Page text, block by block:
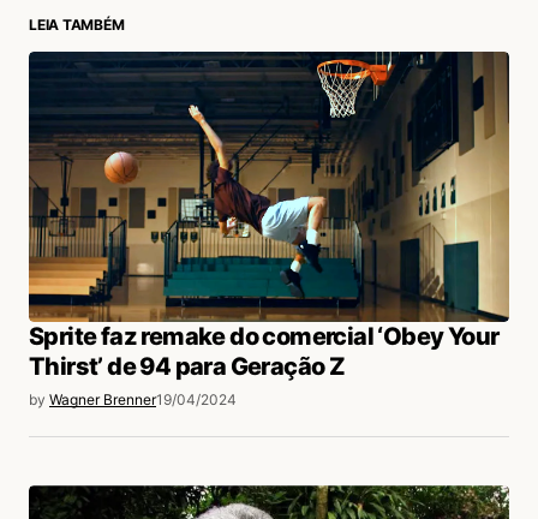
LEIA TAMBÉM
Sprite faz remake do comercial ‘Obey Your
Thirst’ de 94 para Geração Z
by Wagner Brenner19/04/2024